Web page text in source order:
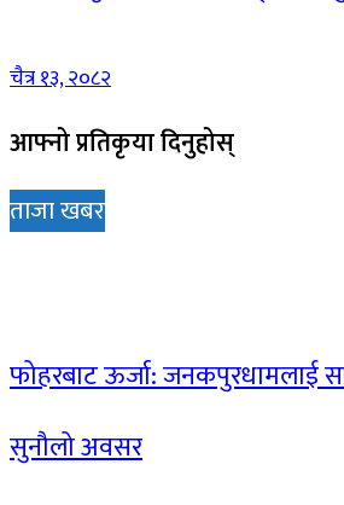
चैत्र १३, २०८२
आफ्नो प्रतिकृया दिनुहोस्
ताजा खबर
फोहरबाट ऊर्जा: जनकपुरधामलाई
सुनौलो अवसर